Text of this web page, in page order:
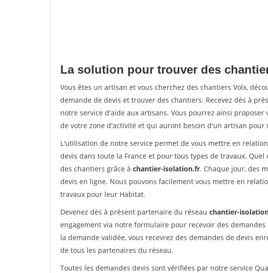
La solution pour trouver des
Vous êtes un artisan et vous cherchez des chantiers Volx,
demande de devis et trouver des chantiers. Recevez dès à
notre service d'aide aux artisans. Vous pourrez ainsi
de votre zone d'activité et qui auront besoin d'un artisan pour
L'utilisation de notre service permet de vous mettre en
devis dans toute la France et pour tous types de travaux.
des chantiers grâce à chantier-isolation.fr. Chaque jour, des
devis en ligne. Nous pouvons facilement vous mettre en
travaux pour leur Habitat.
Devenez dès à présent partenaire du réseau chantier-
engagement via notre formulaire pour recevoir des
la demande validée, vous recevrez des demandes de devis
de tous les partenaires du réseau.
Toutes les demandes devis sont vérifiées par notre service